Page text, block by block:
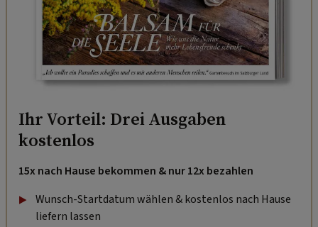
Ihr Vorteil: Drei Ausgaben
kostenlos
15x nach Hause bekommen & nur 12x bezahlen
Wunsch-Startdatum wählen & kostenlos nach Hause
liefern lassen